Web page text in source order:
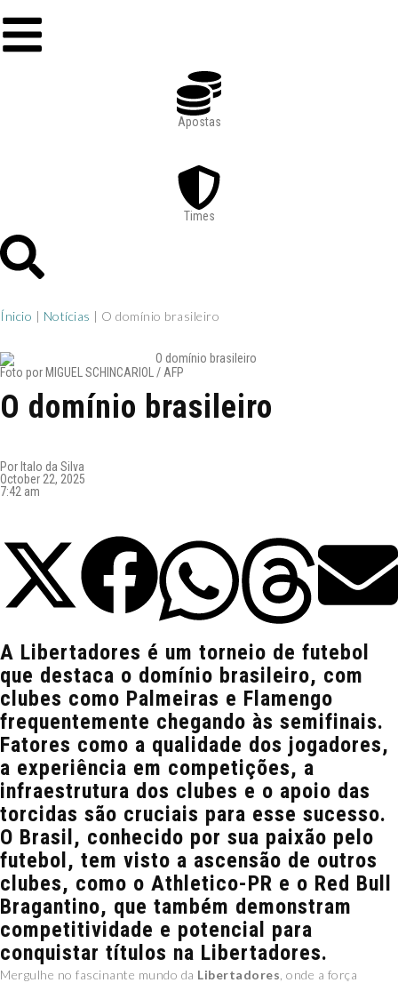
Apostas
Times
Ínicio | Notícias | O domínio brasileiro
Foto por MIGUEL SCHINCARIOL / AFP
O domínio brasileiro
Por Italo da Silva
October 22, 2025
7:42 am
A Libertadores é um torneio de futebol
que destaca o domínio brasileiro, com
clubes como Palmeiras e Flamengo
frequentemente chegando às semifinais.
Fatores como a qualidade dos jogadores,
a experiência em competições, a
infraestrutura dos clubes e o apoio das
torcidas são cruciais para esse sucesso.
O Brasil, conhecido por sua paixão pelo
futebol, tem visto a ascensão de outros
clubes, como o Athletico-PR e o Red Bull
Bragantino, que também demonstram
competitividade e potencial para
conquistar títulos na Libertadores.
Mergulhe no fascinante mundo da Libertadores , onde a força